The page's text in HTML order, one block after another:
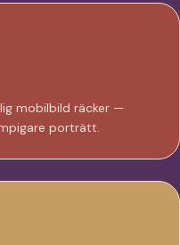
mobilbild räcker —
porträtt.